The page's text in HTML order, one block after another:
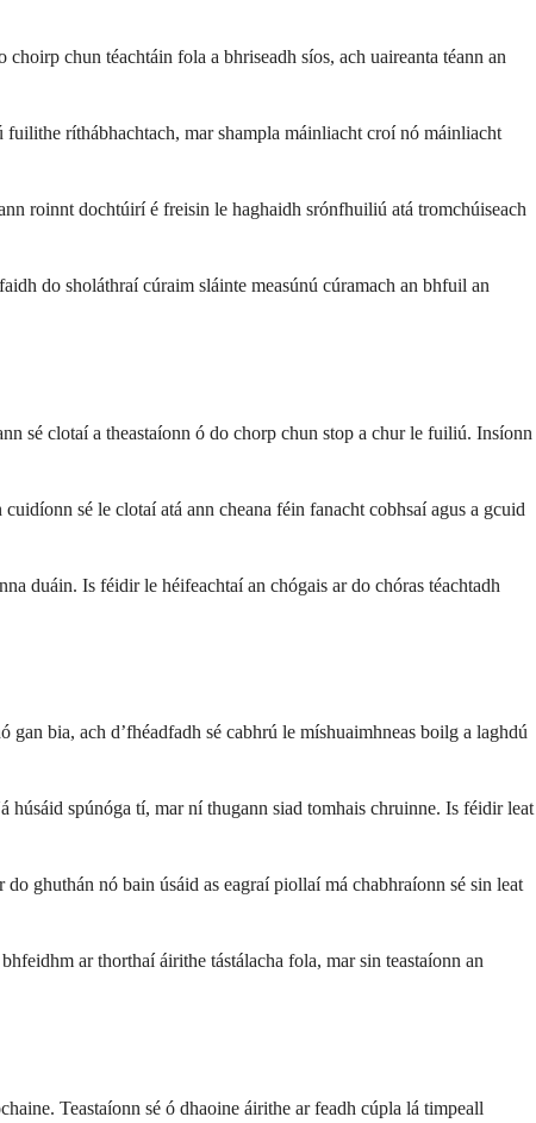
chun téachtáin fola a bhriseadh síos, ach uaireanta téann an
ríthábhachtach, mar shampla máinliacht croí nó máinliacht
roinnt dochtúirí é freisin le haghaidh srónfhuiliú atá tromchúiseach
do sholáthraí cúraim sláinte measúnú cúramach an bhfuil an
sé clotaí a theastaíonn ó do chorp chun stop a chur le fuiliú. Insíonn
sé le clotaí atá ann cheana féin fanacht cobhsaí agus a gcuid
duáin. Is féidir le héifeachtaí an chógais ar do chóras téachtadh
bia, ach d’fhéadfadh sé cabhrú le míshuaimhneas boilg a laghdú
húsáid spúnóga tí, mar ní thugann siad tomhais chruinne. Is féidir leat
ghuthán nó bain úsáid as eagraí piollaí má chabhraíonn sé sin leat
ar thorthaí áirithe tástálacha fola, mar sin teastaíonn an
Teastaíonn sé ó dhaoine áirithe ar feadh cúpla lá timpeall